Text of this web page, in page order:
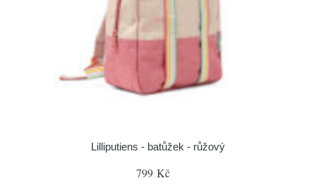
Lilliputiens - batůžek - růžový
799 Kč